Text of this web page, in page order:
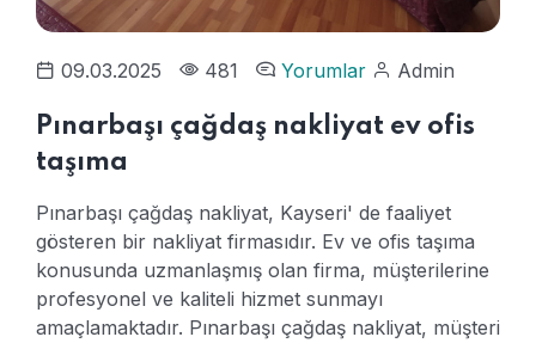
09.03.2025 481 Yorumlar Admin
Pınarbaşı çağdaş nakliyat ev ofis
taşıma
Pınarbaşı çağdaş nakliyat, Kayseri' de faaliyet
gösteren bir nakliyat firmasıdır. Ev ve ofis taşıma
konusunda uzmanlaşmış olan firma, müşterilerine
profesyonel ve kaliteli hizmet sunmayı
amaçlamaktadır. Pınarbaşı çağdaş nakliyat, müşteri